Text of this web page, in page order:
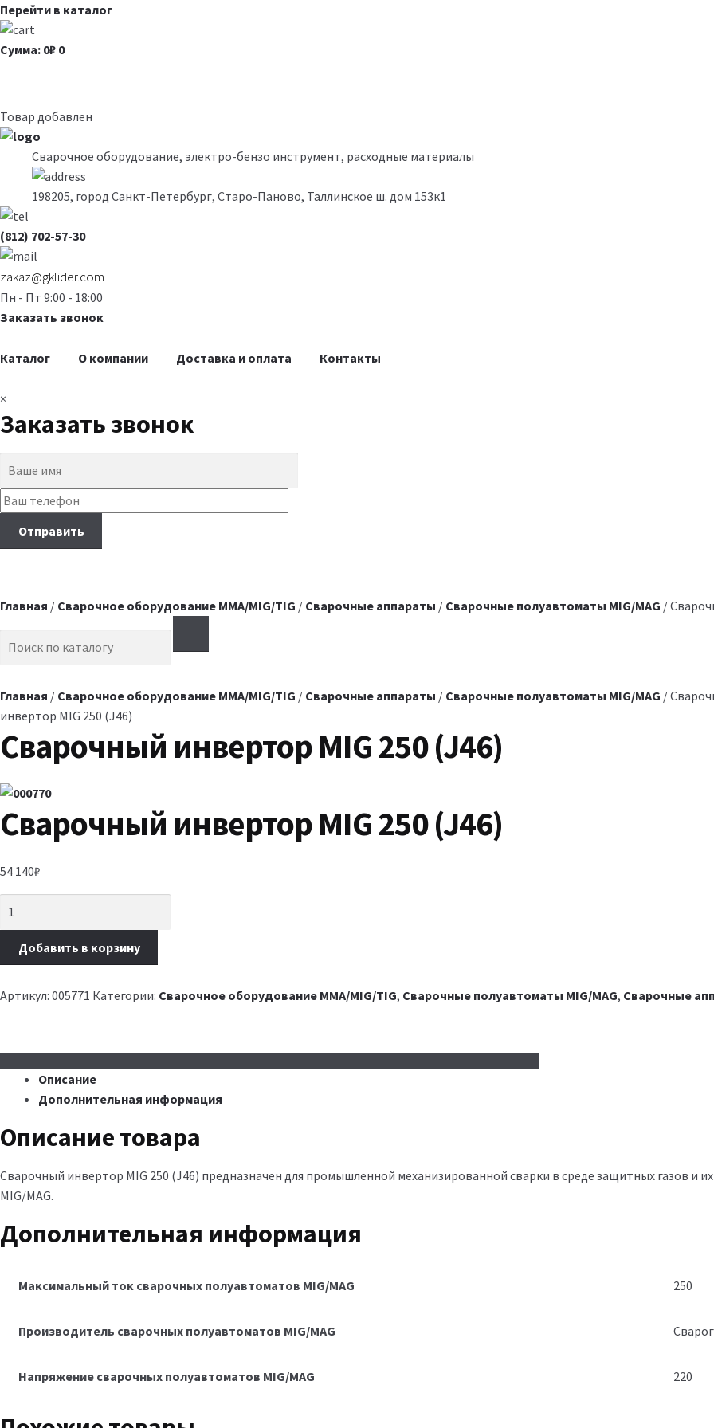
Перейти в каталог
Сумма: 0₽ 0
Товар добавлен
Сварочное оборудование, электро-бензо инструмент, расходные материалы
198205, город Санкт-Петербург, Старо-Паново, Таллинское ш. дом 153к1
(812) 702-57-30
zakaz@gklider.com
Пн - Пт 9:00 - 18:00
Заказать звонок
Каталог О компании Доставка и оплата Контакты
×
Заказать звонок
Главная / Сварочное оборудование MMA/MIG/TIG / Сварочные аппараты / Сварочные полуавтоматы MIG/MAG /
Search for:
Главная / Сварочное оборудование MMA/MIG/TIG / Сварочные аппараты / Сварочные полуавтоматы MIG/MAG /
инвертор MIG 250 (J46)
Сварочный инвертор MIG 250 (J46)
Сварочный инвертор MIG 250 (J46)
54 140₽
Добавить в корзину
Артикул: 005771 Категории: Сварочное оборудование MMA/MIG/TIG, Сварочные полуавтоматы MIG/MAG, Сварочные
Описание
Дополнительная информация
Описание товара
Сварочный инвертор MIG 250 (J46) предназначен для промышленной механизированной сварки в среде защитных газов и их
MIG/MAG.
Дополнительная информация
Максимальный ток cварочных полуавтоматов MIG/MAG 250
Производитель cварочных полуавтоматов MIG/MAG Сварог
Напряжение cварочных полуавтоматов MIG/MAG 220